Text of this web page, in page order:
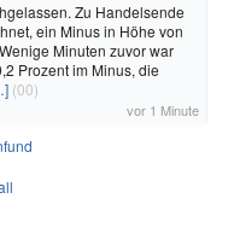
Zu Handelsende
ein Minus in Höhe von
Minuten zuvor war
Prozent im Minus, die
(00)
vor 1 Minute